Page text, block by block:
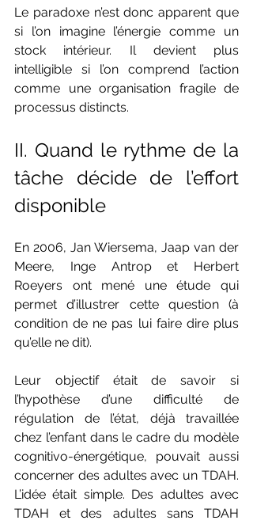
Le paradoxe n’est donc apparent que
si l’on imagine l’énergie comme un
stock intérieur. Il devient plus
intelligible si l’on comprend l’action
comme une organisation fragile de
processus distincts.
II. Quand le rythme de la
tâche décide de l’effort
disponible
En 2006, Jan Wiersema, Jaap van der
Meere, Inge Antrop et Herbert
Roeyers ont mené une étude qui
permet d’illustrer cette question (à
condition de ne pas lui faire dire plus
qu’elle ne dit).
Leur objectif était de savoir si
l’hypothèse d’une difficulté de
régulation de l’état, déjà travaillée
chez l’enfant dans le cadre du modèle
cognitivo-énergétique, pouvait aussi
concerner des adultes avec un TDAH.
L’idée était simple. Des adultes avec
TDAH et des adultes sans TDAH